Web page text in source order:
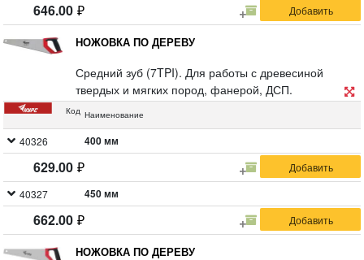
646.00
НОЖОВКА ПО ДЕРЕВУ
Средний зуб (7TPI). Для работы с древесиной
твердых и мягких пород, фанерой, ДСП.
Разведенные и закаленные зубья пилят вдоль и
сталь, пластиковая прорезиненная ручка .
Код Наименование
40326 400 мм
629.00
40327 450 мм
662.00
НОЖОВКА ПО ДЕРЕВУ